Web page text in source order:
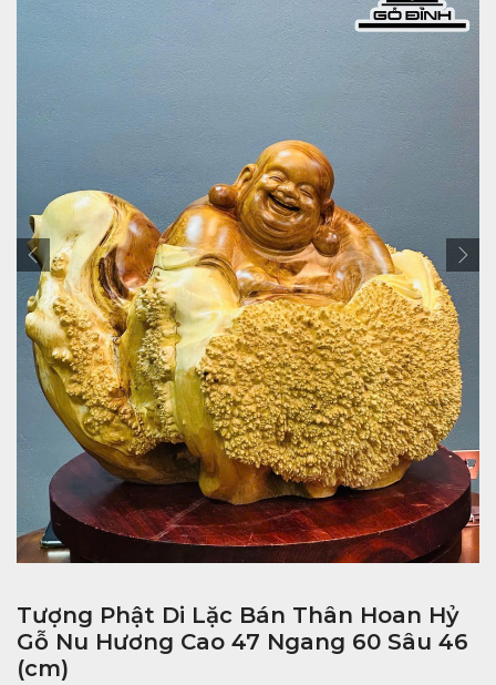
Tượng Phật Di Lặc Bán Thân Hoan Hỷ
Gỗ Nu Hương Cao 47 Ngang 60 Sâu 46
(cm)